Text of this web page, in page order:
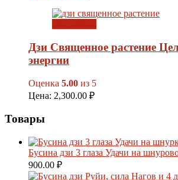
Дзи Священное растение
энергии
Оценка 5.00 из 5
Цена: 2,300.00 ₽
Товары
Бусина дзи 3 глаза Удачи на
900.00 ₽